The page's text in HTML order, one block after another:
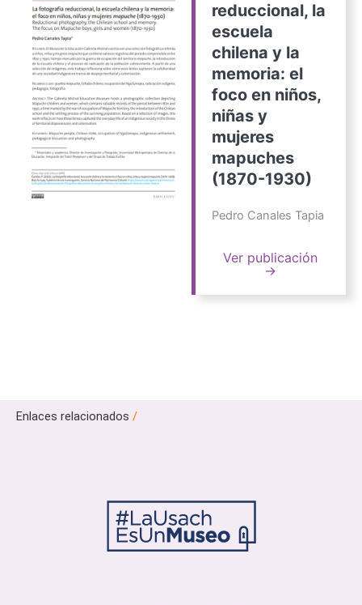
reduccional, la
escuela
chilena y la
memoria: el
foco en niños,
niñas y
mujeres
mapuches
(1870-1930)
Pedro Canales Tapia
Ver publicación
→
Enlaces relacionados /